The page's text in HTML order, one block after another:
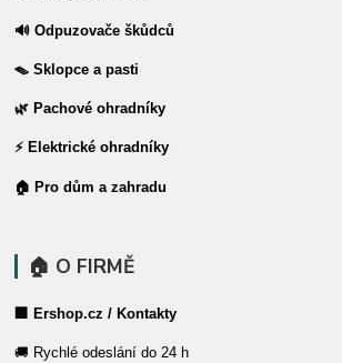
🔊 Odpuzovače škůdců
🪤 Sklopce a pasti
🌿 Pachové ohradníky
⚡ Elektrické ohradníky
🏠 Pro dům a zahradu
🏠 O FIRMĚ
🏢 Ershop.cz / Kontakty
🚚 Rychlé odeslání do 24 h